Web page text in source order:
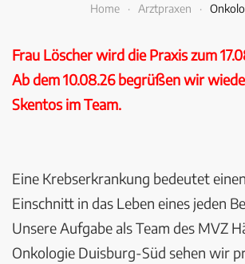
Home Arztpraxen
Frau Löscher wird die Praxis zum
Ab dem 10.08.26 begrüßen wir
Skentos im Team.
Eine Krebserkrankung bedeutet
Einschnitt in das Leben eines jeden
Unsere Aufgabe als Team des MVZ
Onkologie Duisburg-Süd sehen wir